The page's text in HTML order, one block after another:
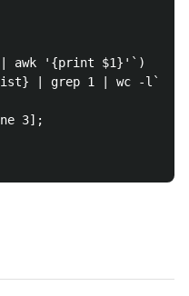
| awk '{print $1}'`)
| grep 1 | wc -l`)
3];